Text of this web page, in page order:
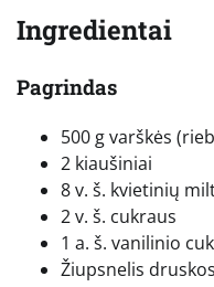
Ingredientai
Pagrindas
500 g varškės
2 kiaušiniai
8 v. š. kvietinių
2 v. š. cukraus
1 a. š. vanilinio
Žiupsnelis druskos